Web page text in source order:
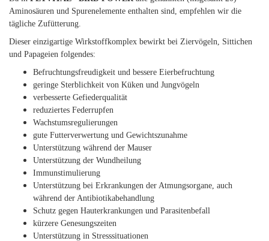
Aminosäuren und Spurenelemente enthalten sind, empfehlen wir die
tägliche Zufütterung.
Dieser einzigartige Wirkstoffkomplex bewirkt bei Ziervögeln, Sittichen
und Papageien folgendes:
Befruchtungsfreudigkeit und bessere Eierbefruchtung
geringe Sterblichkeit von Küken und Jungvögeln
verbesserte Gefiederqualität
reduziertes Federrupfen
Wachstumsregulierungen
gute Futterverwertung und Gewichtszunahme
Unterstützung während der Mauser
Unterstützung der Wundheilung
Immunstimulierung
Unterstützung bei Erkrankungen der Atmungsorgane, auch
während der Antibiotikabehandlung
Schutz gegen Hauterkrankungen und Parasitenbefall
kürzere Genesungszeiten
Unterstützung in Stresssituationen